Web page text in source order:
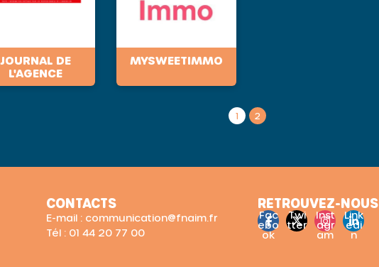
JOURNAL DE
L'AGENCE
MYSWEETIMMO
1 2
CONTACTS
E-mail : communication@fnaim.fr
Tél : 01 44 20 77 00
RETROUVEZ-NOUS
Fac
ebo
ok
Twi
tter
Inst
agr
am
Link
edi
n